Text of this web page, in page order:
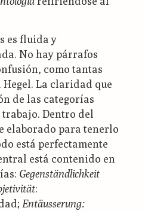
es fluida y
No hay párrafos
como tantas
Hegel. La claridad que
de las categorías
Dentro del
elaborado para tenerlo
está perfectamente
está contenido en
Gegenständlichkeit
:
Entäusserung: